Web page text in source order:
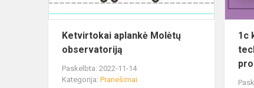
Ketvirtokai aplankė Molėtų
observatoriją
Paskelbta: 2022-11-14
Kategorija: Pranešimai
1c